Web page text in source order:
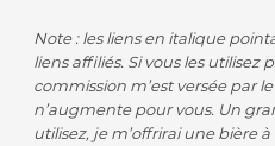
Note : les liens en italique
liens affiliés. Si vous les utilisez
commission m’est versée par
n’augmente pour vous. Un
utilisez, je m’offrirai une bière